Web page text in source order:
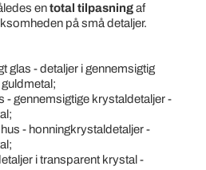
entotal tilpasningaf
på små detaljer.
glas - detaljer i gennemsigtig
- gennemsigtige krystaldetaljer -
- honningkrystaldetaljer -
i transparent krystal -